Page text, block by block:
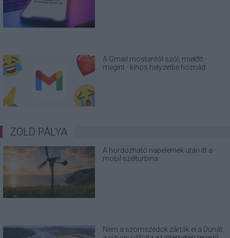
A Gmail mostantól szól, mielőtt -
megint - kínos helyzetbe hoznád
ZÖLD PÁLYA
A hordozható napelemek után itt a
mobil szélturbina
Nem a szomszédok zárták el a Dunát: